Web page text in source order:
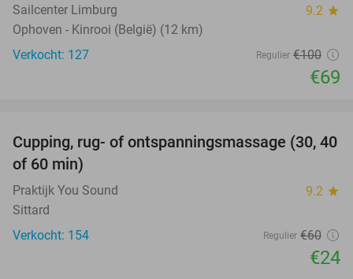
Sailcenter Limburg 9.2 star
Ophoven - Kinrooi (België) (12 km)
Verkocht: 127
Regulier €100
€69
60%
Cupping, rug- of ontspanningsmassage (30, 40
of 60 min)
Praktijk You Sound 9.2 star
Sittard
Verkocht: 154
Regulier €60
€24